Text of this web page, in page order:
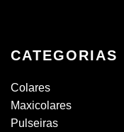
CATEGORIAS
Colares
Maxicolares
Pulseiras